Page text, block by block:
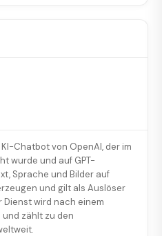
Chatbot von OpenAI, der im
wurde und auf GPT-
Sprache und Bilder auf
und gilt als Auslöser
Dienst wird nach einem
zählt zu den